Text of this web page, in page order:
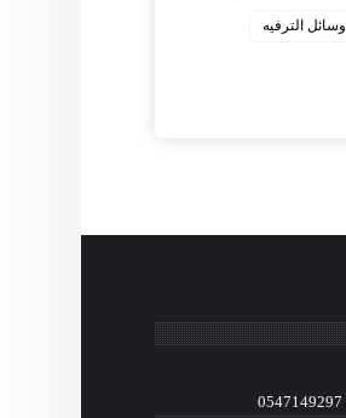
وسائل الترفيه